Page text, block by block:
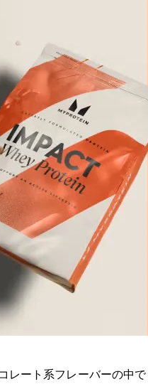
レート系フレーバーの中